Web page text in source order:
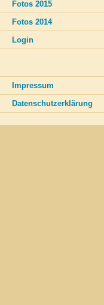
Fotos 2015
Fotos 2014
Login
Impressum
Datenschutzerklärung